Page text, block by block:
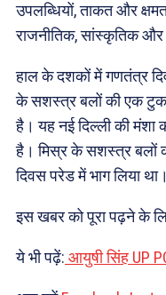
उपलब्धियों, ताकत और
राजनीतिक, सांस्कृतिक और
हाल के दशकों में गणतंत्र
के सशस्त्र बलों की एक
है। यह नई दिल्ली की मंशा
है। मिस्र के सशस्त्र बलों
दिवस परेड में भाग लिया था।
इस खबर को पूरा पढ़ने के
ये भी पढ़ें: आयुषी सिंह UP